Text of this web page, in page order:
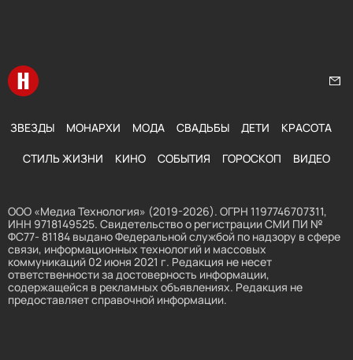
Перейти на главную
ЗВЕЗДЫ МОНАРХИ МОДА СВАДЬБЫ ДЕТИ КРАСОТА
СТИЛЬ ЖИЗНИ КИНО СОБЫТИЯ ГОРОСКОП ВИДЕО
ООО «Медиа Технология» (2019-2026). ОГРН 1197746707311,
ИНН 9718149525. Свидетельство о регистрации СМИ ПИ №
ФС77- 81184 выдано Федеральной службой по надзору в сфере
связи, информационных технологий и массовых
коммуникаций 02 июня 2021 г. Редакция не несет
ответственности за достоверность информации,
содержащейся в рекламных объявлениях. Редакция не
предоставляет справочной информации.